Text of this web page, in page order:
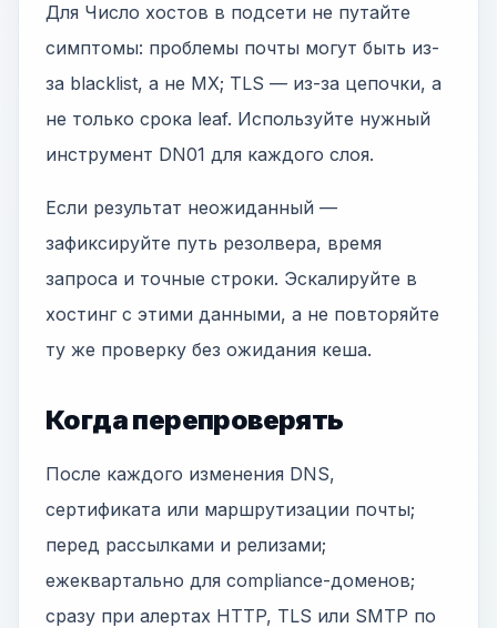
Для Число хостов в подсети не путайте
симптомы: проблемы почты могут быть из-
за blacklist, а не MX; TLS — из-за цепочки, а
не только срока leaf. Используйте нужный
инструмент DN01 для каждого слоя.
Если результат неожиданный —
зафиксируйте путь резолвера, время
запроса и точные строки. Эскалируйте в
хостинг с этими данными, а не повторяйте
ту же проверку без ожидания кеша.
Когда перепроверять
После каждого изменения DNS,
сертификата или маршрутизации почты;
перед рассылками и релизами;
ежеквартально для compliance-доменов;
сразу при алертах HTTP, TLS или SMTP по